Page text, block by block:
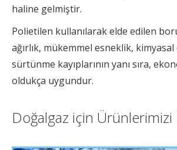
haline gelmiştir.
Polietilen kullanılarak elde edilen
ağırlık, mükemmel esneklik,
sürtünme kayıplarının yanı sıra,
oldukça uygundur.
Doğalgaz için Ürünlerimizi